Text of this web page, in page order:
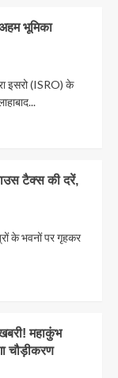
भूमिका
इसरो (ISRO) के
टैक्स की दरें,
के भवनों पर गृहकर
महाकुंभ
चौड़ीकरण